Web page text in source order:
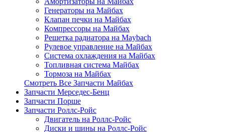
Генераторы на Майбах
Клапан печки на Майбах
Компрессоры на Майбах
Решетка радиатора на Maybach
Рулевое управление на Майбах
Система охлаждения на Майбах
Топливная система Майбах
Тормоза на Майбах
Смотреть Все Запчасти Майбах
Запчасти Мерседес-Бенц
Запчасти Порше
Запчасти Роллс-Ройс
Двигатель на Роллс-Ройс
Диски и шины на Роллс-Ройс